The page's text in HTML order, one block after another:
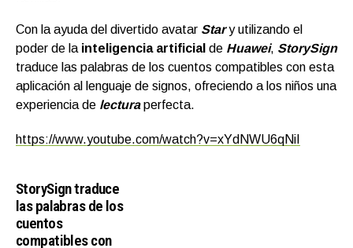
Con la ayuda del divertido avatar Star y utilizando el
poder de la inteligencia artificial de Huawei, StorySign
traduce las palabras de los cuentos compatibles con esta
aplicación al lenguaje de signos, ofreciendo a los niños una
experiencia de lectura perfecta.
https://www.youtube.com/watch?v=xYdNWU6qNiI
StorySign traduce
las palabras de los
cuentos
compatibles con